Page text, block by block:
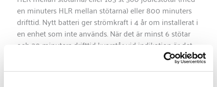
en minuters HLR mellan stötarna) eller 800 minuters
drifttid. Nytt batteri ger strömkraft i 4 år om installerat i
en enhet som inte används. När det är minst 6 stötar
och 30 minuters drifttid kvarstår vid indikation är det
dags att byta batteri. LifePak CR2 batteri väger ungefär
0,3 kg.